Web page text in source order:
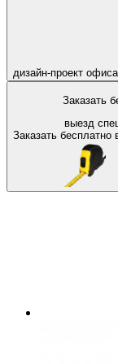
дизайн-проект офиса
Заказать
выезд
Заказать бесплатно